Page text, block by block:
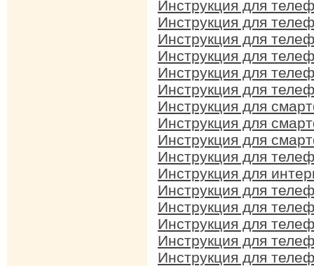
Инструкция для
Инструкция для
Инструкция для
Инструкция для
Инструкция для
Инструкция для
Инструкция для
Инструкция для
Инструкция для
Инструкция для
Инструкция для
Инструкция для
Инструкция для
Инструкция для
Инструкция для
Инструкция для